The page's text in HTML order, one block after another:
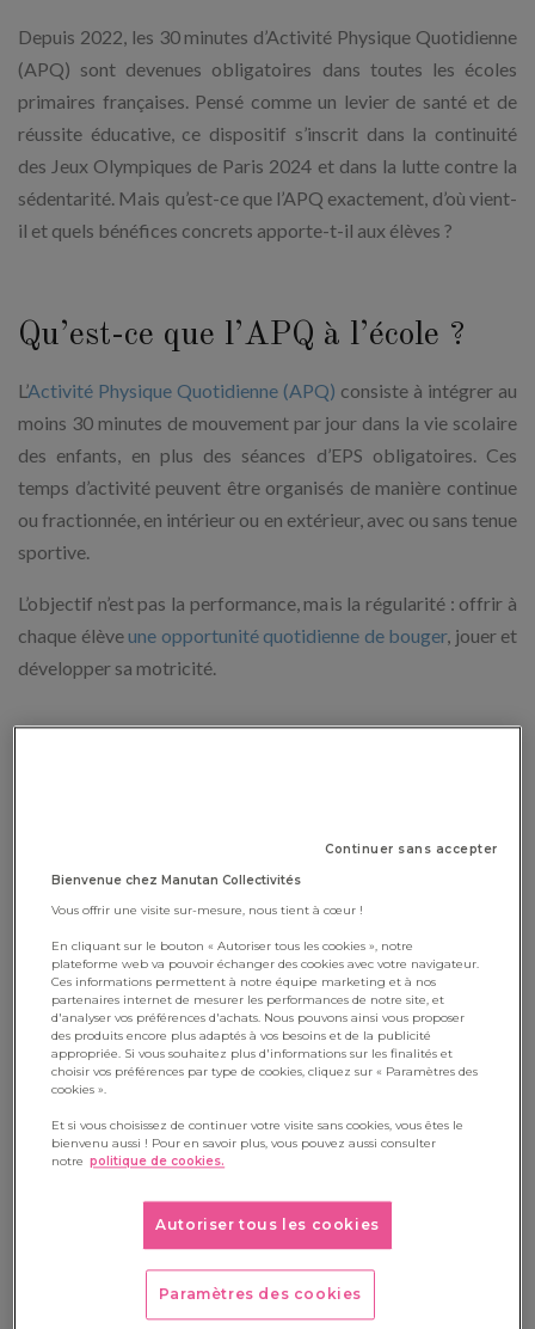
Depuis 2022, les 30 minutes d’Activité Physique Quotidienne
(APQ) sont devenues obligatoires dans toutes les écoles
primaires françaises. Pensé comme un levier de santé et de
réussite éducative, ce dispositif s’inscrit dans la continuité
des Jeux Olympiques de Paris 2024 et dans la lutte contre la
sédentarité. Mais qu’est-ce que l’APQ exactement, d’où vient-
il et quels bénéfices concrets apporte-t-il aux élèves ?
Qu’est-ce que l’APQ à l’école ?
L’Activité Physique Quotidienne (APQ) consiste à intégrer au
moins 30 minutes de mouvement par jour dans la vie scolaire
des enfants, en plus des séances d’EPS obligatoires. Ces
temps d’activité peuvent être organisés de manière continue
ou fractionnée, en intérieur ou en extérieur, avec ou sans tenue
sportive.
L’objectif n’est pas la performance, mais la régularité : offrir à
chaque élèveune opportunité quotidienne de bouger, jouer et
développer sa motricité.
comme le Daily Mile en Écosse ou la DPA au Canada. En
Après la crise sanitaire, la nécessité de lutter contre la
sédentarité des enfants est devenue évidente. Le ministère de
l’Éducation nationale a alors décidé de généraliser le
dispositif à la rentrée 2022, le rendant obligatoire dans
La circulaire du 27 juillet 2022 précise que les 30 minutes
d’activité doivent être mises en place chaque jour sans EPS, et
intégrées dans une démarche globale d’école promotrice de
Continuer sans accepter
Bienvenue chez Manutan Collectivités
Vous offrir une visite sur-mesure, nous tient à cœur !
En cliquant sur le bouton « Autoriser tous les cookies », notre
plateforme web va pouvoir échanger des cookies avec votre navigateur.
Ces informations permettent à notre équipe marketing et à nos
partenaires internet de mesurer les performances de notre site, et
d'analyser vos préférences d'achats. Nous pouvons ainsi vous proposer
des produits encore plus adaptés à vos besoins et de la publicité
appropriée. Si vous souhaitez plus d'informations sur les finalités et
choisir vos préférences par type de cookies, cliquez sur « Paramètres des
cookies ».
Et si vous choisissez de continuer votre visite sans cookies, vous êtes le
bienvenu aussi ! Pour en savoir plus, vous pouvez aussi consulter
notre politique de cookies.
Autoriser tous les cookies
Paramètres des cookies